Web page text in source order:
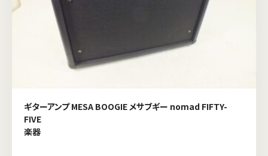
ギターアンプ MESA BOOGIE メサブギー nomad FIFTY-
FIVE
楽器